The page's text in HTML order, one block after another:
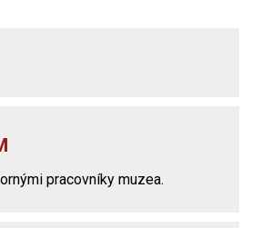
pracovníky muzea.